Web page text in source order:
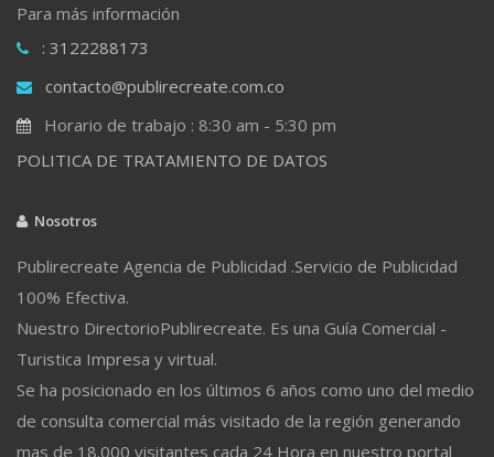
Para más información
: 3122288173
contacto@publirecreate.com.co
Horario de trabajo : 8:30 am - 5:30 pm
POLITICA DE TRATAMIENTO DE DATOS
Nosotros
Publirecreate Agencia de Publicidad .Servicio de Publicidad
100% Efectiva.
Nuestro DirectorioPublirecreate. Es una Guía Comercial -
Turistica Impresa y virtual.
Se ha posicionado en los últimos 6 años como uno del medio
de consulta comercial más visitado de la región generando
mas de 18.000 visitantes cada 24 Hora en nuestro portal